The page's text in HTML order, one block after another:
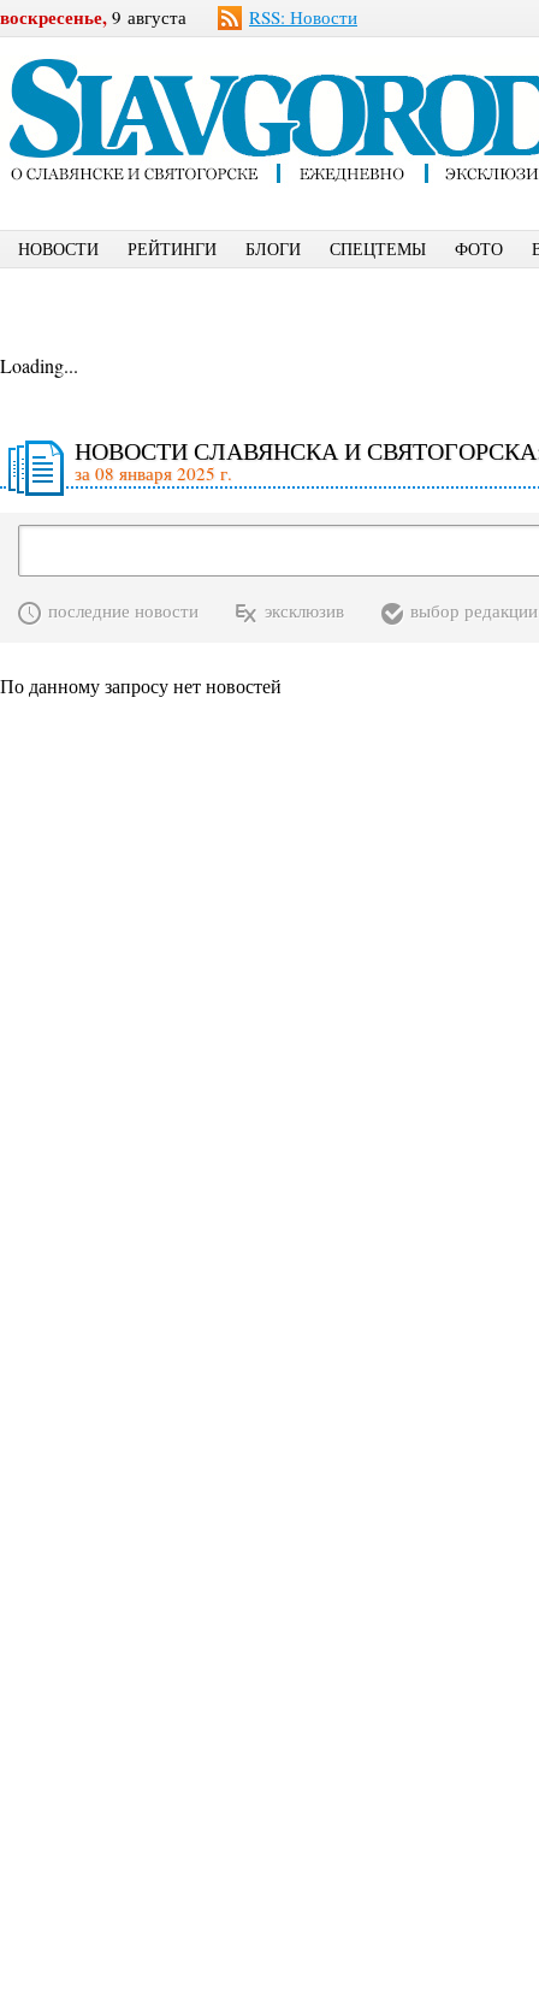
воскресенье, 9 августа RSS: Новости
НОВОСТИ РЕЙТИНГИ БЛОГИ СПЕЦТЕМЫ ФОТО
Loading...
НОВОСТИ СЛАВЯНСКА И
за 08 января 2025 г.
последние новости эксклюзив выбор редакции
По данному запросу нет новостей